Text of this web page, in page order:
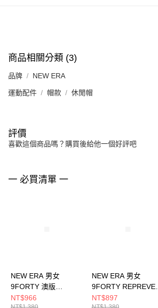
商品相關分類 (3)
品牌 NEW ERA
運動配件 帽款 休閒帽
評價
喜歡這個商品嗎？購買後給他一個好評吧
一 必買清單 一
NEW ERA 男女
9FORTY 澳版
DASHMARK WALNUT
NT$966
NEW ERA 男女
9FORTY REPREVER
BLACK OAT 芝加哥公
NT$897